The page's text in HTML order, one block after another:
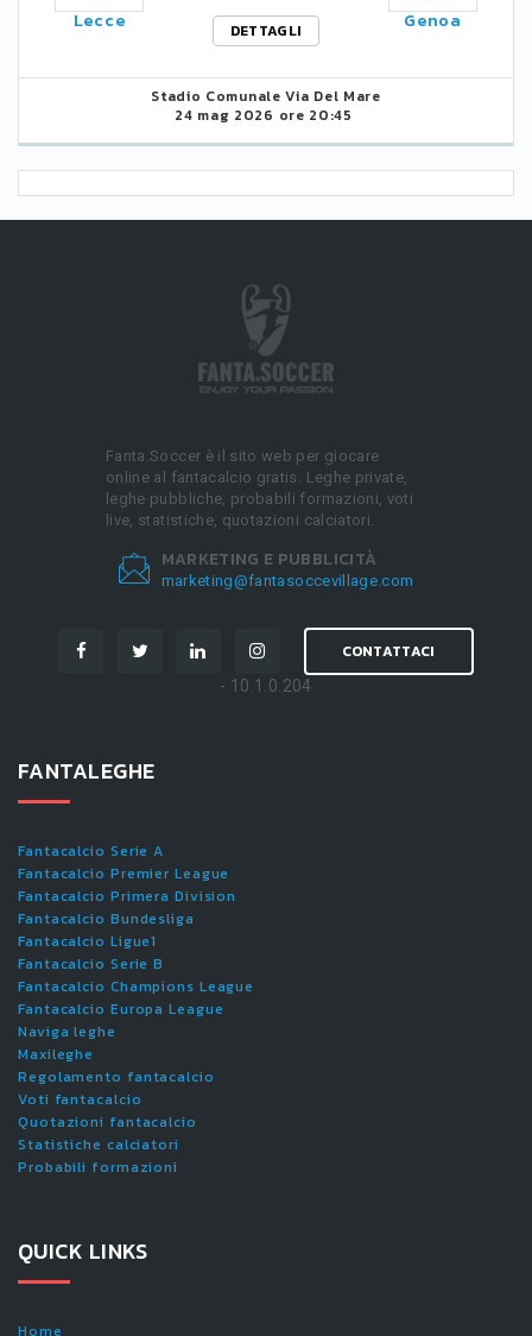
Lecce
DETTAGLI
Genoa
Stadio Comunale Via Del Mare
24 mag 2026 ore 20:45
Fanta.Soccer è il sito web per giocare
online al fantacalcio gratis. Leghe private,
leghe pubbliche, probabili formazioni, voti
live, statistiche, quotazioni calciatori.
MARKETING E PUBBLICITÀ
marketing@fantasoccevillage.com
CONTATTACI
- 10.1.0.204
FANTALEGHE
Fantacalcio Serie A
Fantacalcio Premier League
Fantacalcio Primera Division
Fantacalcio Bundesliga
Fantacalcio Ligue1
Fantacalcio Serie B
Fantacalcio Champions League
Fantacalcio Europa League
Naviga leghe
Maxileghe
Regolamento fantacalcio
Voti fantacalcio
Quotazioni fantacalcio
Statistiche calciatori
Probabili formazioni
QUICK LINKS
Home